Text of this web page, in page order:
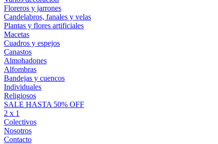
Floreros y jarrones
Candelabros, fanales y velas
Plantas y flores artificiales
Macetas
Cuadros y espejos
Canastos
Almohadones
Alfombras
Bandejas y cuencos
Individuales
Religiosos
SALE HASTA 50% OFF
2 x 1
Colectivos
Nosotros
Contacto